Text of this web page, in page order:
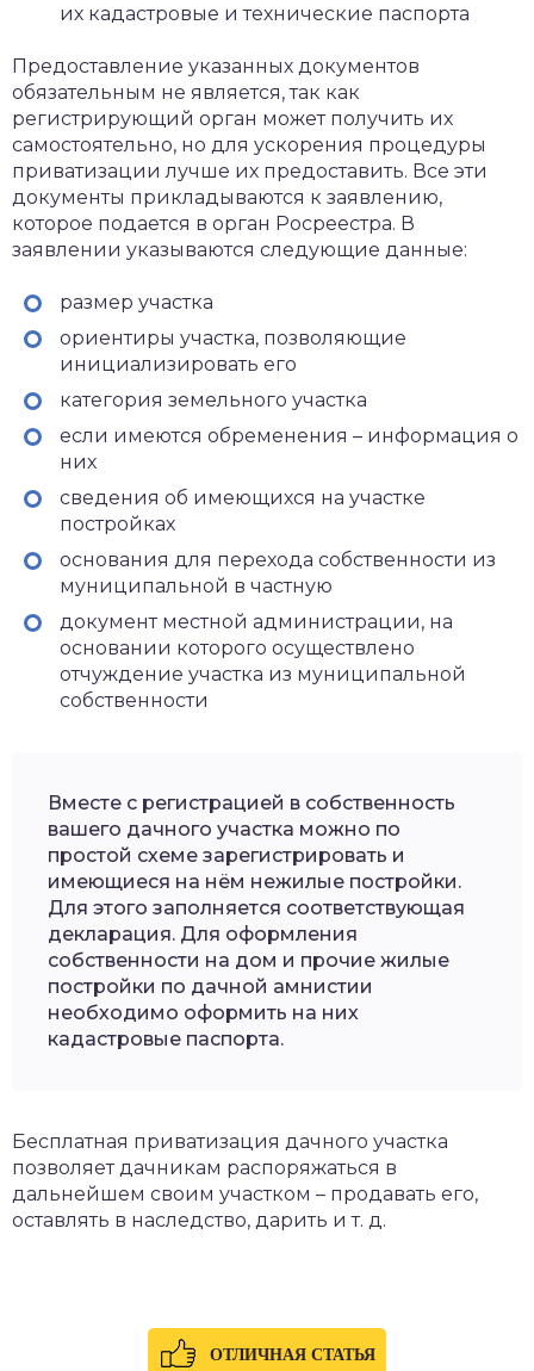
их кадастровые и технические паспорта
Предоставление указанных документов
обязательным не является, так как
регистрирующий орган может получить их
самостоятельно, но для ускорения процедуры
приватизации лучше их предоставить. Все эти
документы прикладываются к заявлению,
которое подается в орган Росреестра. В
заявлении указываются следующие данные:
размер участка
ориентиры участка, позволяющие
инициализировать его
категория земельного участка
если имеются обременения – информация о
них
сведения об имеющихся на участке
постройках
основания для перехода собственности из
муниципальной в частную
документ местной администрации, на
основании которого осуществлено
отчуждение участка из муниципальной
собственности
Вместе с регистрацией в собственность
вашего дачного участка можно по
простой схеме зарегистрировать и
имеющиеся на нём нежилые постройки.
Для этого заполняется соответствующая
декларация. Для оформления
собственности на дом и прочие жилые
постройки по дачной амнистии
необходимо оформить на них
кадастровые паспорта.
Бесплатная приватизация дачного участка
позволяет дачникам распоряжаться в
дальнейшем своим участком – продавать его,
оставлять в наследство, дарить и т. д.
ОТЛИЧНАЯ СТАТЬЯ